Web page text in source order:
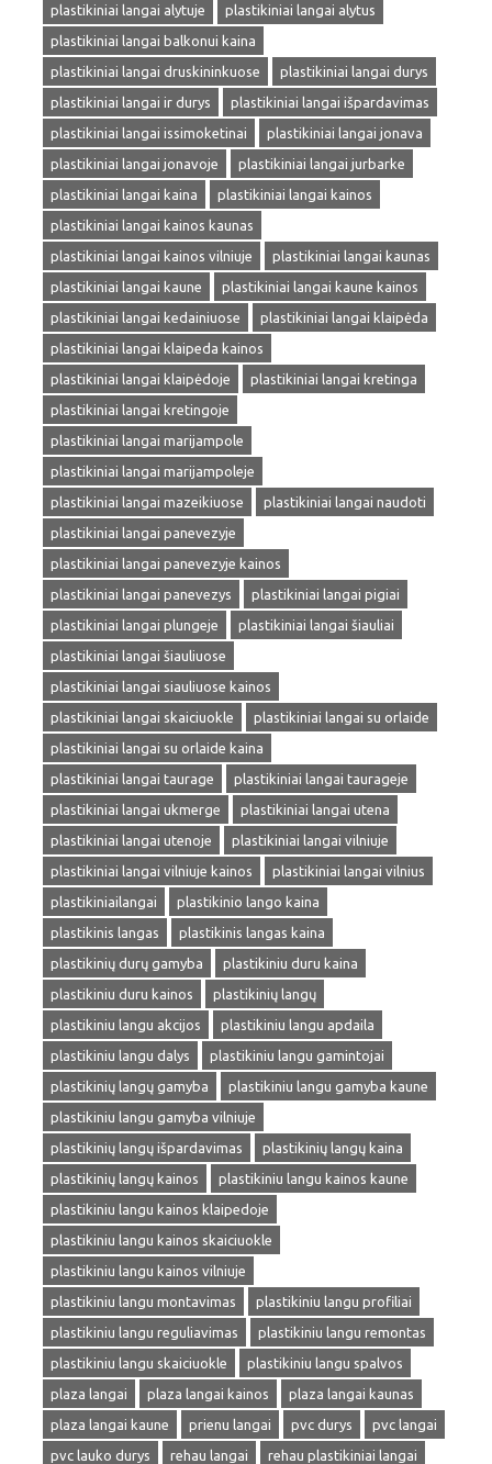
plastikiniai langai alytuje
plastikiniai langai alytus
plastikiniai langai balkonui kaina
plastikiniai langai druskininkuose
plastikiniai langai durys
plastikiniai langai ir durys
plastikiniai langai išpardavimas
plastikiniai langai issimoketinai
plastikiniai langai jonava
plastikiniai langai jonavoje
plastikiniai langai jurbarke
plastikiniai langai kaina
plastikiniai langai kainos
plastikiniai langai kainos kaunas
plastikiniai langai kainos vilniuje
plastikiniai langai kaunas
plastikiniai langai kaune
plastikiniai langai kaune kainos
plastikiniai langai kedainiuose
plastikiniai langai klaipėda
plastikiniai langai klaipeda kainos
plastikiniai langai klaipėdoje
plastikiniai langai kretinga
plastikiniai langai kretingoje
plastikiniai langai marijampole
plastikiniai langai marijampoleje
plastikiniai langai mazeikiuose
plastikiniai langai naudoti
plastikiniai langai panevezyje
plastikiniai langai panevezyje kainos
plastikiniai langai panevezys
plastikiniai langai pigiai
plastikiniai langai plungeje
plastikiniai langai šiauliai
plastikiniai langai šiauliuose
plastikiniai langai siauliuose kainos
plastikiniai langai skaiciuokle
plastikiniai langai su orlaide
plastikiniai langai su orlaide kaina
plastikiniai langai taurage
plastikiniai langai taurageje
plastikiniai langai ukmerge
plastikiniai langai utena
plastikiniai langai utenoje
plastikiniai langai vilniuje
plastikiniai langai vilniuje kainos
plastikiniai langai vilnius
plastikiniailangai
plastikinio lango kaina
plastikinis langas
plastikinis langas kaina
plastikinių durų gamyba
plastikiniu duru kaina
plastikiniu duru kainos
plastikinių langų
plastikiniu langu akcijos
plastikiniu langu apdaila
plastikiniu langu dalys
plastikiniu langu gamintojai
plastikinių langų gamyba
plastikiniu langu gamyba kaune
plastikiniu langu gamyba vilniuje
plastikinių langų išpardavimas
plastikinių langų kaina
plastikinių langų kainos
plastikiniu langu kainos kaune
plastikiniu langu kainos klaipedoje
plastikiniu langu kainos skaiciuokle
plastikiniu langu kainos vilniuje
plastikiniu langu montavimas
plastikiniu langu profiliai
plastikiniu langu reguliavimas
plastikiniu langu remontas
plastikiniu langu skaiciuokle
plastikiniu langu spalvos
plaza langai
plaza langai kainos
plaza langai kaunas
plaza langai kaune
prienu langai pvc durys
pvc langai
pvc lauko durys
rehau langai
rehau plastikiniai langai